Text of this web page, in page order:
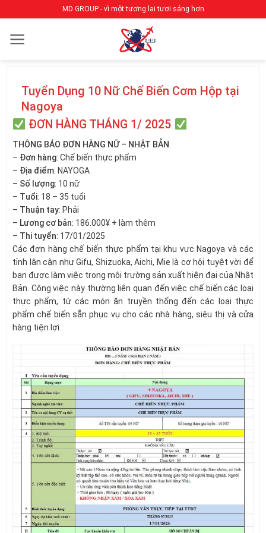
qua
nội
MD GROUP - vì một tương lai tươi sáng hơn
Tuyển Dụng 10 Nữ Chế Biến Cơm Hộp tại
Nagoya
ĐƠN HÀNG THÁNG 1/ 2025
THÔNG BÁO ĐƠN HÀNG NỮ – NHẬT BẢN
– Đơn hàng: Chế biến thực phẩm
– Địa điểm: NAYOGA
– Số lượng: 10 nữ
– Tuổi: 18 – 35 tuổi
– Thuận tay: Phải
– Lương cơ bản: 186.000¥ + làm thêm
– Thi tuyển: 17/01/2025
Các đơn hàng chế biến thực phẩm tại khu vực Nagoya và các
tỉnh lân cận như Gifu, Shizuoka, Aichi, Mie là cơ hội tuyệt vời để
bạn được làm việc trong môi trường sản xuất hiện đại của Nhật
Bản. Công việc này thường liên quan đến việc chế biến các loại
thực phẩm, từ các món ăn truyền thống đến các loại thực
phẩm chế biến sẵn phục vụ cho các nhà hàng, siêu thị và cửa
hàng tiện lợi.